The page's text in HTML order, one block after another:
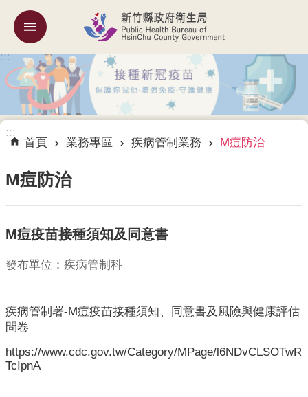
跳到主要內容區塊
機
關
簡
介
訊
公
告
務
區
業
人
區
:::
:::
首頁 業務專區 疾病管制業務 M痘防治
M痘防治
M痘疫苗接種須知及同意書
發布單位：疾病管制科
疾病管制署-M痘疫苗接種須知、同意書及風險與健康評估
問卷
https://www.cdc.gov.tw/Category/MPage/
TcIpnA